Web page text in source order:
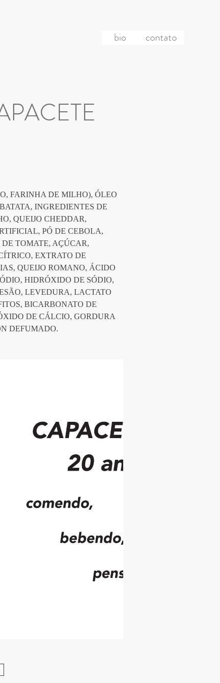
bio contato
FARINHA DE MILHO), ÓLEO
INGREDIENTES DE
QUEIJO CHEDDAR,
PÓ DE CEBOLA,
TOMATE, AÇÚCAR,
EXTRATO DE
QUEIJO ROMANO, ÁCIDO
HIDRÓXIDO DE SÓDIO,
LEVEDURA, LACTATO
BICARBONATO DE
DE CÁLCIO, GORDURA
DEFUMADO.